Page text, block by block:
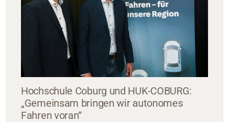
Hochschule Coburg und HUK-COBURG:
„Gemeinsam bringen wir autonomes
Fahren voran“